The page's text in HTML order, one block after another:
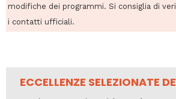
modifiche dei programmi. Si consiglia di
i contatti ufficiali.
ECCELLENZE SELEZIONATE